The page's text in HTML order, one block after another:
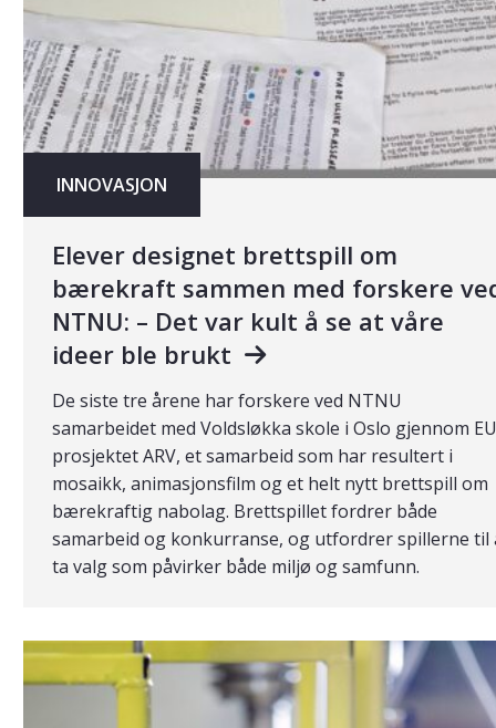
INNOVASJON
Elever designet brettspill om
bærekraft sammen med forskere
NTNU: – Det var kult å se at våre
ideer ble brukt
De siste tre årene har forskere ved NTNU
samarbeidet med Voldsløkka skole i Oslo gjennom
prosjektet ARV, et samarbeid som har resultert i
mosaikk, animasjonsfilm og et helt nytt brettspill om
bærekraftig nabolag. Brettspillet fordrer både
samarbeid og konkurranse, og utfordrer spillerne til
ta valg som påvirker både miljø og samfunn.